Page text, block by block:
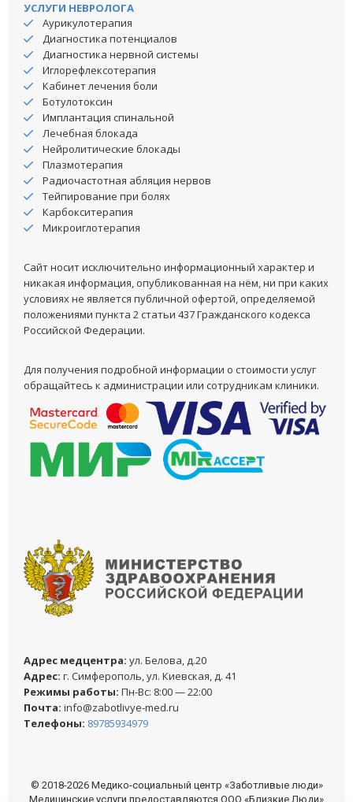
УСЛУГИ НЕВРОЛОГА
Аурикулотерапия
Диагностика потенциалов
Диагностика нервной системы
Иглорефлексотерапия
Кабинет лечения боли
Ботулотоксин
Имплантация спинальной
Лечебная блокада
Нейролитические блокады
Плазмотерапия
Радиочастотная абляция нервов
Тейпирование при болях
Карбокситерапия
Микроиглотерапия
Сайт носит исключительно информационный характер и
никакая информация, опубликованная на нём, ни при каких
условиях не является публичной офертой, определяемой
положениями пункта 2 статьи 437 Гражданского кодекса
Российской Федерации.
Для получения подробной информации о стоимости услуг
обращайтесь к администрации или сотрудникам клиники.
Адреc медцентра: ул. Белова, д.20
Адреc: г. Симферополь, ул. Киевская, д. 41
Режимы работы: Пн-Вс: 8:00 — 22:00
Почта: info@zabotlivye-med.ru
Телефоны: 89785934979
© 2018-2026 Медико-социальный центр «Заботливые люди»
Медицинские услуги предоставляются ООО «Близкие Люди»